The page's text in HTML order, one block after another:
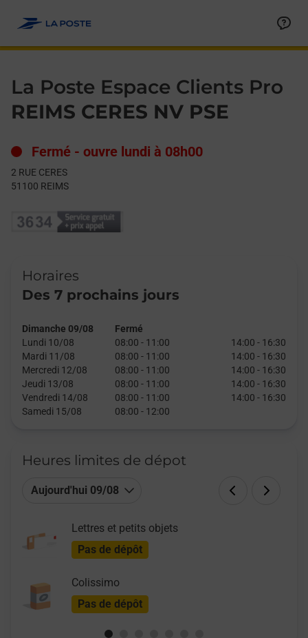
La Poste Espace Clients Pro
REIMS CERES NV PSE
Fermé - ouvre lundi à 08h00
2 RUE CERES
51100 REIMS
Horaires
Des 7 prochains jours
Dimanche 09/08
Fermé
Lundi 10/08
08:00 - 11:00 14:00 - 16:30
Mardi 11/08
08:00 - 11:00 14:00 - 16:30
Mercredi 12/08
08:00 - 11:00 14:00 - 16:30
Jeudi 13/08
08:00 - 11:00 14:00 - 16:30
Vendredi 14/08
08:00 - 11:00 14:00 - 16:30
Samedi 15/08
08:00 - 12:00
Heures limites de dépot
Aujourd'hui 09/08
Lettres et petits objets
Pas de dépôt
Colissimo
Pas de dépôt